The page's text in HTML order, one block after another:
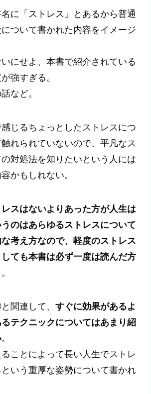
に「ストレス」とあるから普通
ついて書かれた内容をイメージ
にせよ、本書で紹介されている
強すぎる。
など。
じるちょっとしたストレスにつ
れられていないので、平凡なス
の対処法を知りたいという人には
かもしれない。
レスはないよりあった方が人生は
のはあらゆるストレスについて
考え方なので、軽度のストレス
ても本書は必ず一度は読んだ方
関連して、すぐに効果があるよ
テクニックについてはあまり紹
。
ことによって長い人生でストレ
いう重厚な姿勢について書かれ